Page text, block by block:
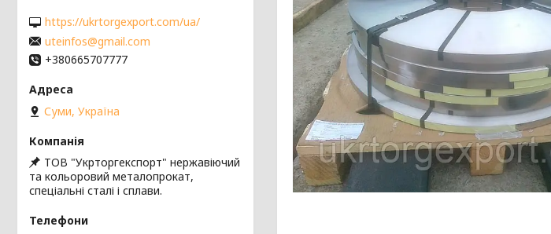
https://ukrtorgexport.com/ua/
uteinfos@gmail.com
+380665707777
Суми, Україна
ТОВ "Укрторгекспорт" нержавіючий
та кольоровий металопрокат,
спеціальні сталі і сплави.